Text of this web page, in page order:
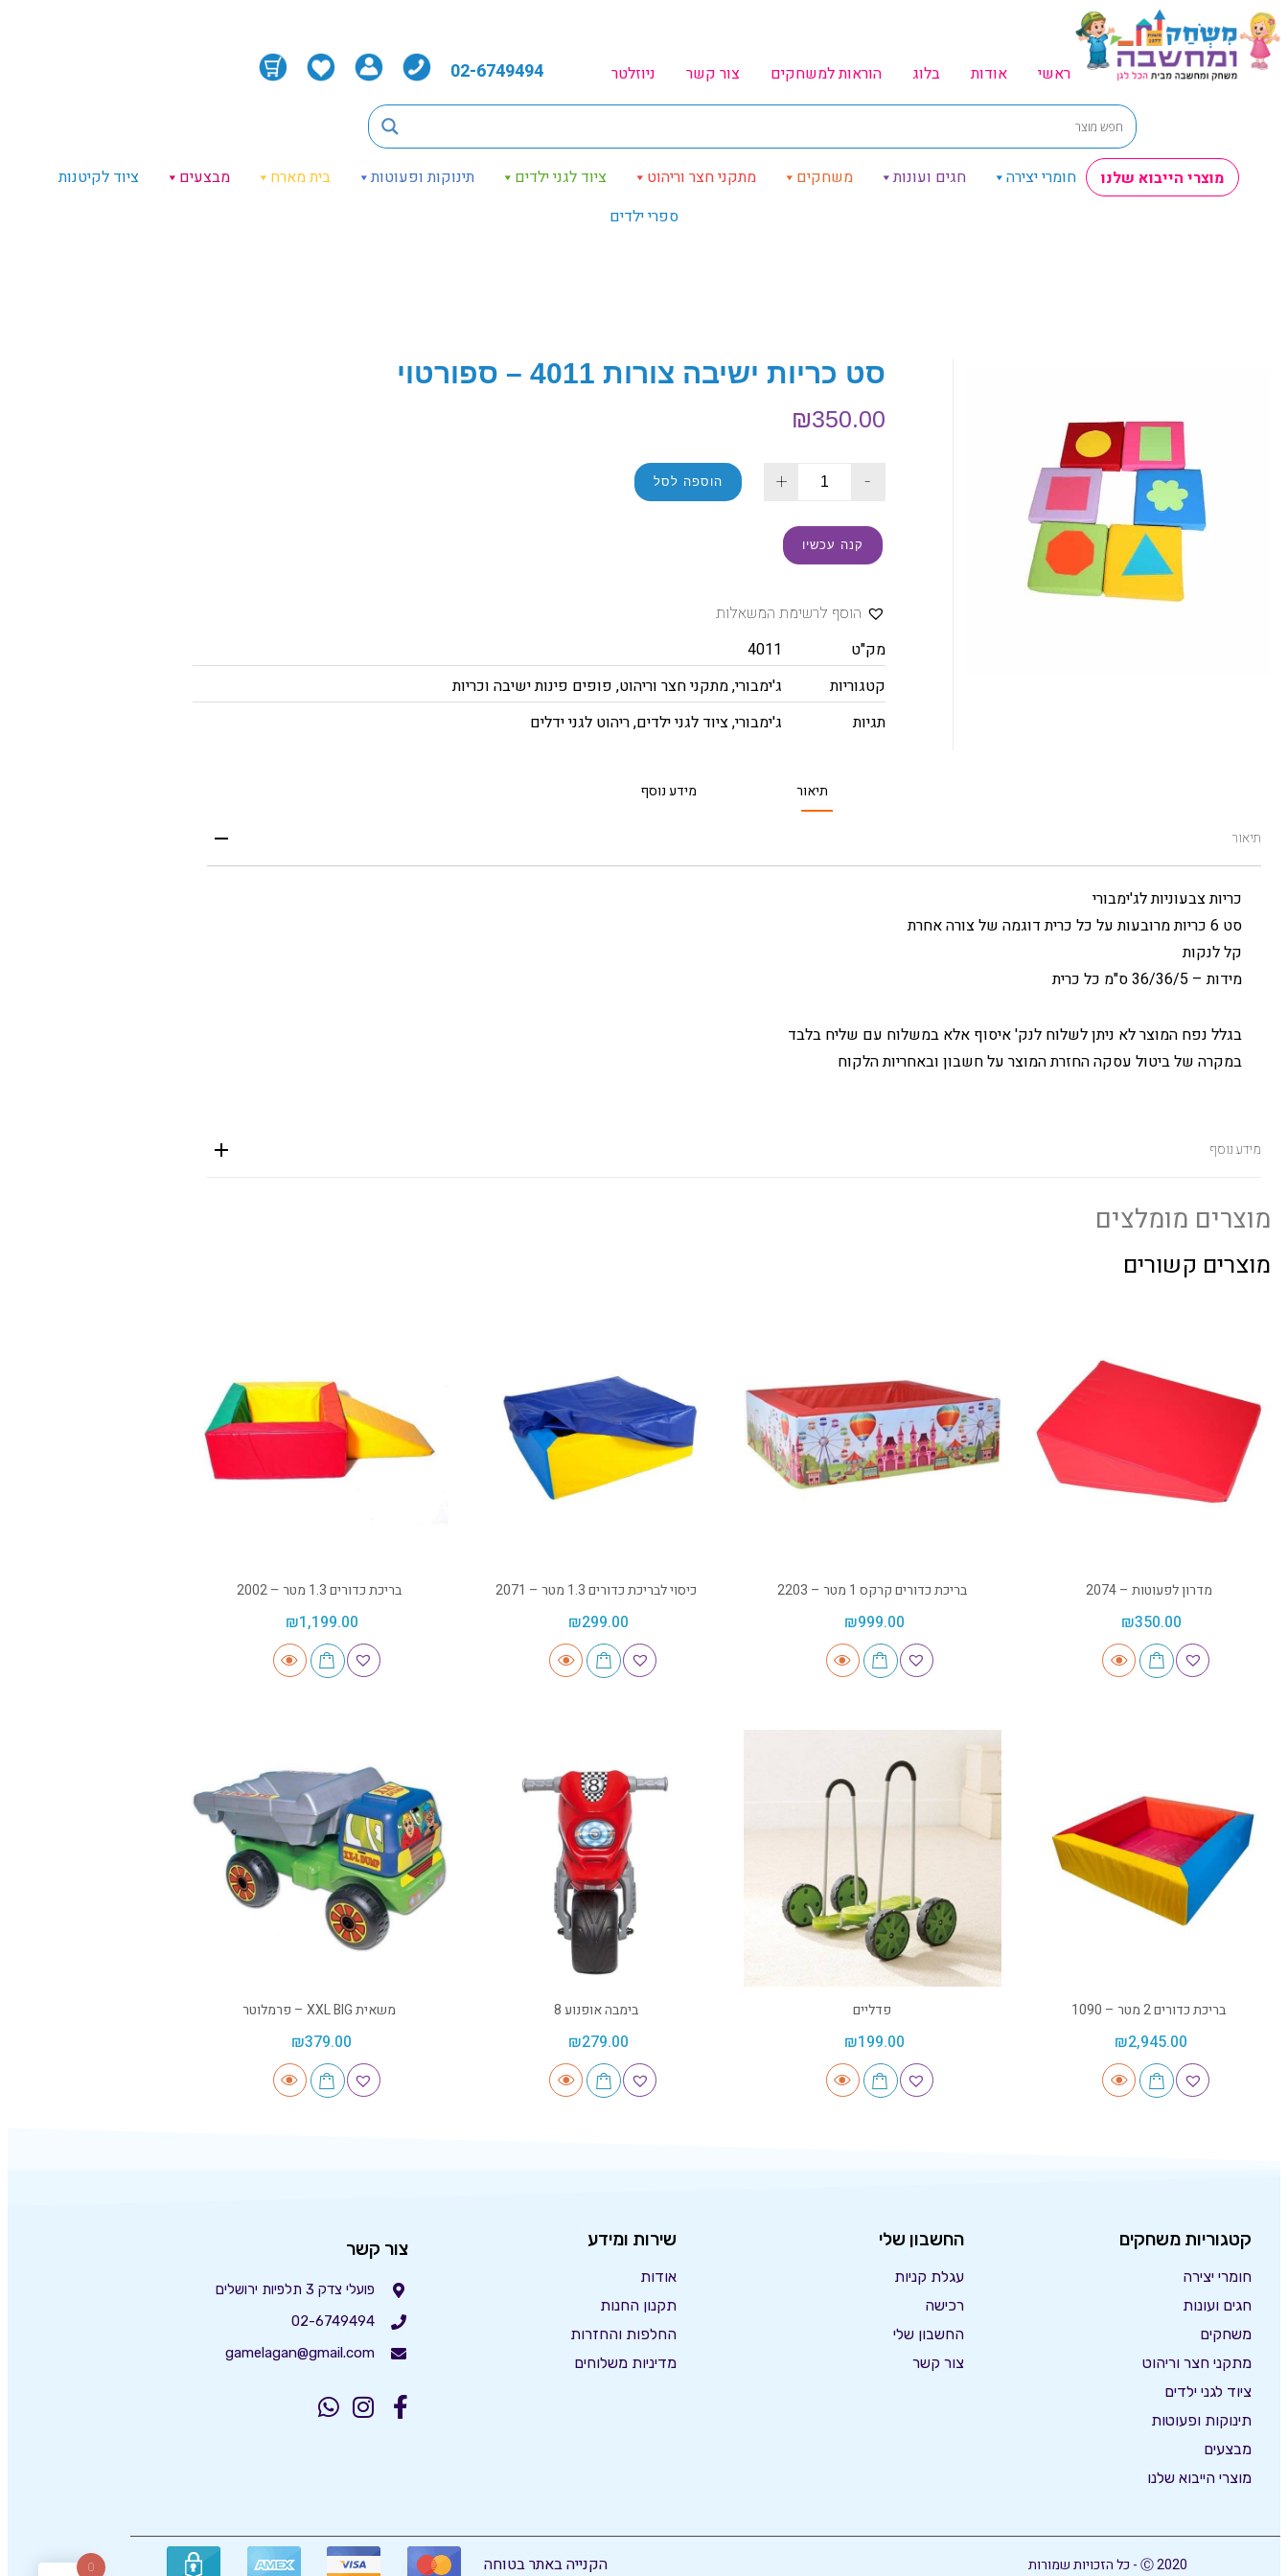
ראשי אודות בלוג הוראות למשחקים צור קשר ניוזלטר 02-6749494
מוצרי הייבוא שלנו חומרי יצירה חגים ועונות משחקים מתקני חצר וריהוט ציוד לגני ילדים תינוקות ופעוטות בית מארח מבצעים
ציוד לקיטנות
ספרי ילדים
סט כריות ישיבה צורות 4011 – ספורטוי
₪350.00
-
+ הוספה לסל
קנה עכשיו
הוסף לרשימת המשאלות
מק"ט
4011
קטגוריות
ג'ימבורי,מתקני חצר וריהוט, פופים פינות ישיבה וכריות
תגיות
ג'ימבורי,ציוד לגני ילדים,ריהוט לגני ידלים
תיאור מידע נוסף
תיאור
כריות צבעוניות לג'ימבורי
סט 6 כריות מרובעות על כל כרית דוגמה של צורה אחרת
קל לנקות
מידות – 36/36/5 ס"מ כל כרית
בגלל נפח המוצר לא ניתן לשלוח לנק' איסוף אלא במשלוח עם שליח בלבד
במקרה של ביטול עסקה החזרת המוצר על חשבון ובאחריות הלקוח
מידע נוסף
מוצרים מומלצים
מוצרים קשורים
מדרון לפעוטות – 2074
₪350.00
בריכת כדורים קרקס 1 מטר – 2203
₪999.00
כיסוי לבריכת כדורים 1.3 מטר – 2071
₪299.00
בריכת כדורים 1.3 מטר – 2002
₪1,199.00
בריכת כדורים 2 מטר – 1090
₪2,945.00
פדליים
₪199.00
בימבה אופנוע 8
₪279.00
משאית XXL BIG – פרמלוטר
₪379.00
קטגוריות משחקים
חומרי יצירה
חגים ועונות
משחקים
מתקני חצר וריהוט
ציוד לגני ילדים
תינוקות ופעוטות
מבצעים
מוצרי הייבוא שלנו
החשבון שלי
עגלת קניות
רכישה
החשבון שלי
צור קשר
שירות ומידע
אודות
תקנון החנות
החלפות והחזרות
מדיניות משלוחים
צור קשר
פועלי צדק 3 תלפיות ירושלים
02-6749494
gamelagan@gmail.com
Ⓒ 2020 - כל הזכויות שמורות הקנייה באתר בטוחה 0